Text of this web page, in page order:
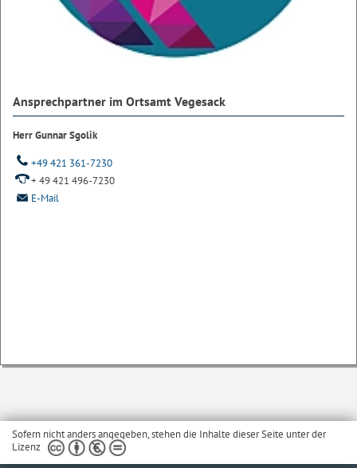
Ansprechpartner im Ortsamt Vegesack
Herr Gunnar Sgolik
+49 421 361-7230
+ 49 421 496-7230
E-Mail
Sofern nicht anders angegeben, stehen die Inhalte dieser Seite unter der
Lizenz